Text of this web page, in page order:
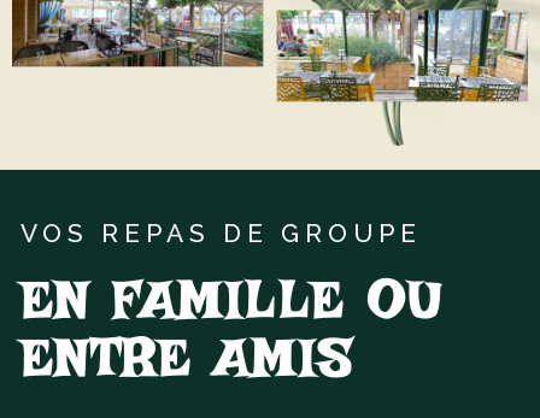
VOS REPAS DE GROUPE
EN FAMILLE OU
ENTRE AMIS